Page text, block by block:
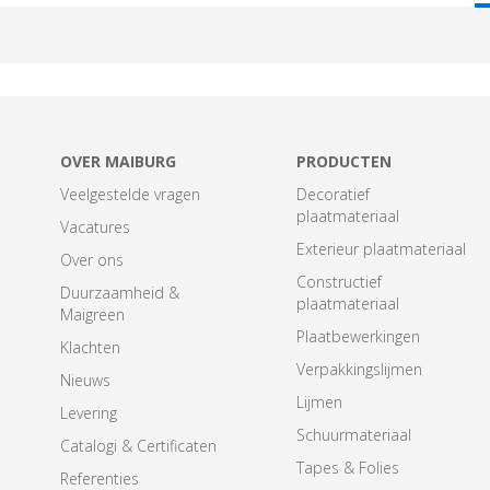
OVER MAIBURG
Veelgestelde vragen
Vacatures
Over ons
Duurzaamheid &
Maigreen
Klachten
Nieuws
Levering
Catalogi & Certificaten
Referenties
PRODUCTEN
Decoratief
plaatmateriaal
Exterieur plaatmateriaal
Constructief
plaatmateriaal
Plaatbewerkingen
Verpakkingslijmen
Lijmen
Schuurmateriaal
Tapes & Folies